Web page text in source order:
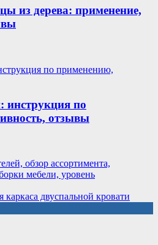
из дерева: применение,
инструкция по
отзывы
обзор ассортимента,
мебели, уровень
двуспальной кровати